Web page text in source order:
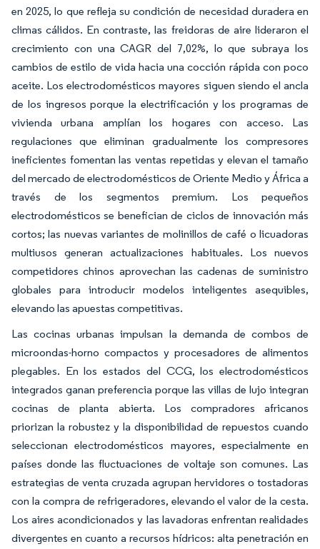
en 2025, lo que refleja su condición de necesidad duradera en
climas cálidos. En contraste, las freidoras de aire lideraron el
crecimiento con una CAGR del 7,02%, lo que subraya los
cambios de estilo de vida hacia una cocción rápida con poco
aceite. Los electrodomésticos mayores siguen siendo el ancla
de los ingresos porque la electrificación y los programas de
vivienda urbana amplían los hogares con acceso. Las
regulaciones que eliminan gradualmente los compresores
ineficientes fomentan las ventas repetidas y elevan el tamaño
del mercado de electrodomésticos de Oriente Medio y África a
través de los segmentos premium. Los pequeños
electrodomésticos se benefician de ciclos de innovación más
cortos; las nuevas variantes de molinillos de café o licuadoras
multiusos generan actualizaciones habituales. Los nuevos
competidores chinos aprovechan las cadenas de suministro
globales para introducir modelos inteligentes asequibles,
elevando las apuestas competitivas.
Las cocinas urbanas impulsan la demanda de combos de
microondas-horno compactos y procesadores de alimentos
plegables. En los estados del CCG, los electrodomésticos
integrados ganan preferencia porque las villas de lujo integran
cocinas de planta abierta. Los compradores africanos
priorizan la robustez y la disponibilidad de repuestos cuando
seleccionan electrodomésticos mayores, especialmente en
países donde las fluctuaciones de voltaje son comunes. Las
estrategias de venta cruzada agrupan hervidores o tostadoras
con la compra de refrigeradores, elevando el valor de la cesta.
Los aires acondicionados y las lavadoras enfrentan realidades
divergentes en cuanto a recursos hídricos: alta penetración en